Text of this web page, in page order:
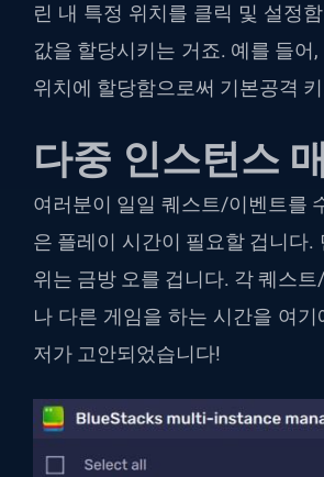
린 내 특정 위치를 클릭 및 설정
값을 할당시키는 거죠. 예를 들어
위치에 할당함으로써 기본공격
다중 인스턴스
여러분이 일일 퀘스트/이벤트를
은 플레이 시간이 필요할 겁니다
위는 금방 오를 겁니다. 각 퀘스
나 다른 게임을 하는 시간을 여
저가 고안되었습니다!